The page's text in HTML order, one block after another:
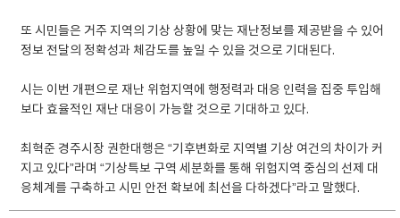
또 시민들은 거주 지역의 기상 상황에 맞는 재난정보를 제공받을 수 있어
정보 전달의 정확성과 체감도를 높일 수 있을 것으로 기대된다.
시는 이번 개편으로 재난 위험지역에 행정력과 대응 인력을 집중 투입해
보다 효율적인 재난 대응이 가능할 것으로 기대하고 있다.
최혁준 경주시장 권한대행은 “기후변화로 지역별 기상 여건의 차이가 커
지고 있다”라며 “기상특보 구역 세분화를 통해 위험지역 중심의 선제 대
응체계를 구축하고 시민 안전 확보에 최선을 다하겠다”라고 말했다.